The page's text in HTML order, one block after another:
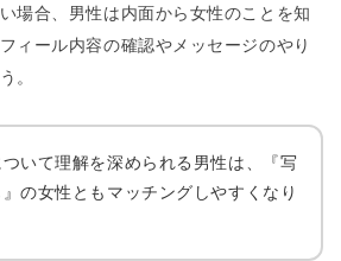
場合、男性は内面から女性のことを知
ィール内容の確認やメッセージのやり
。
ついて理解を深められる男性は、『写
の女性ともマッチングしやすくなり